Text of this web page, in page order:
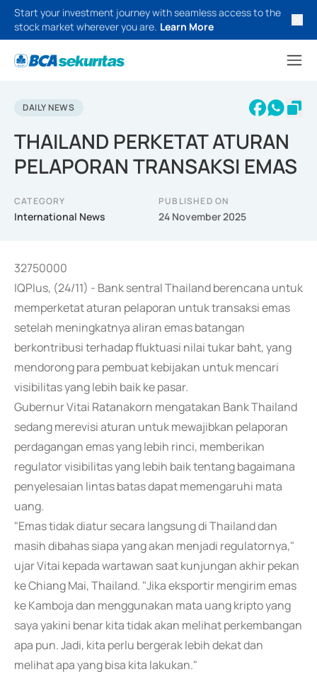
Start your investment journey with seamless access to the
stock market wherever you are. Learn More
DAILY NEWS
THAILAND PERKETAT ATURAN
PELAPORAN TRANSAKSI EMAS
CATEGORY
International News
PUBLISHED ON
24 November 2025
32750000
IQPlus, (24/11) - Bank sentral Thailand berencana untuk
memperketat aturan pelaporan untuk transaksi emas
setelah meningkatnya aliran emas batangan
berkontribusi terhadap fluktuasi nilai tukar baht, yang
mendorong para pembuat kebijakan untuk mencari
visibilitas yang lebih baik ke pasar.
Gubernur Vitai Ratanakorn mengatakan Bank Thailand
sedang merevisi aturan untuk mewajibkan pelaporan
perdagangan emas yang lebih rinci, memberikan
regulator visibilitas yang lebih baik tentang bagaimana
penyelesaian lintas batas dapat memengaruhi mata
uang.
"Emas tidak diatur secara langsung di Thailand dan
masih dibahas siapa yang akan menjadi regulatornya,"
ujar Vitai kepada wartawan saat kunjungan akhir pekan
ke Chiang Mai, Thailand. "Jika eksportir mengirim emas
ke Kamboja dan menggunakan mata uang kripto yang
saya yakini benar kita tidak akan melihat perkembangan
apa pun. Jadi, kita perlu bergerak lebih dekat dan
melihat apa yang bisa kita lakukan."